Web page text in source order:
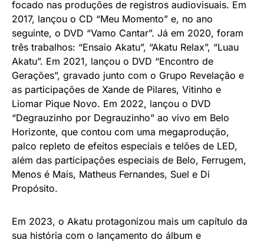
focado nas produções de registros audiovisuais. Em
2017, lançou o CD “Meu Momento” e, no ano
seguinte, o DVD “Vamo Cantar”. Já em 2020, foram
três trabalhos: “Ensaio Akatu”, “Akatu Relax”, “Luau
Akatu”. Em 2021, lançou o DVD “Encontro de
Gerações”, gravado junto com o Grupo Revelação e
as participações de Xande de Pilares, Vitinho e
Liomar Pique Novo. Em 2022, lançou o DVD
“Degrauzinho por Degrauzinho” ao vivo em Belo
Horizonte, que contou com uma megaprodução,
palco repleto de efeitos especiais e telões de LED,
além das participações especiais de Belo, Ferrugem,
Menos é Mais, Matheus Fernandes, Suel e Di
Propósito.
Em 2023, o Akatu protagonizou mais um capítulo da
sua história com o lançamento do álbum e